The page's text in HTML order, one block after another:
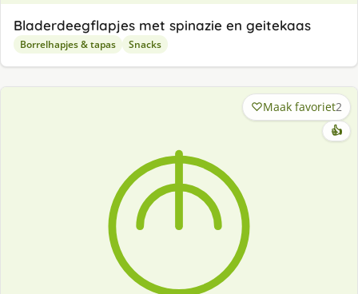
Bladerdeegflapjes met spinazie en geitekaas
Borrelhapjes & tapas Snacks
Maak favoriet2
👍